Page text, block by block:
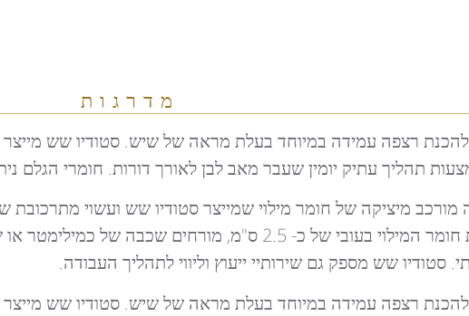
מדרגות
רצפה עמידה במיוחד בעלת מראה של שיש. סטודיו שש מייצר
תהליך עתיק יומין שעבר מאב לבן לאורך דורות. חומרי הגלם
מיציקה של חומר מילוי שמייצר סטודיו שש ועשוי
סטודיו שש מספק גם שירותיי ייעוץ וליווי לתהליך העבודה.
רצפה עמידה במיוחד בעלת מראה של שיש. סטודיו שש מייצר